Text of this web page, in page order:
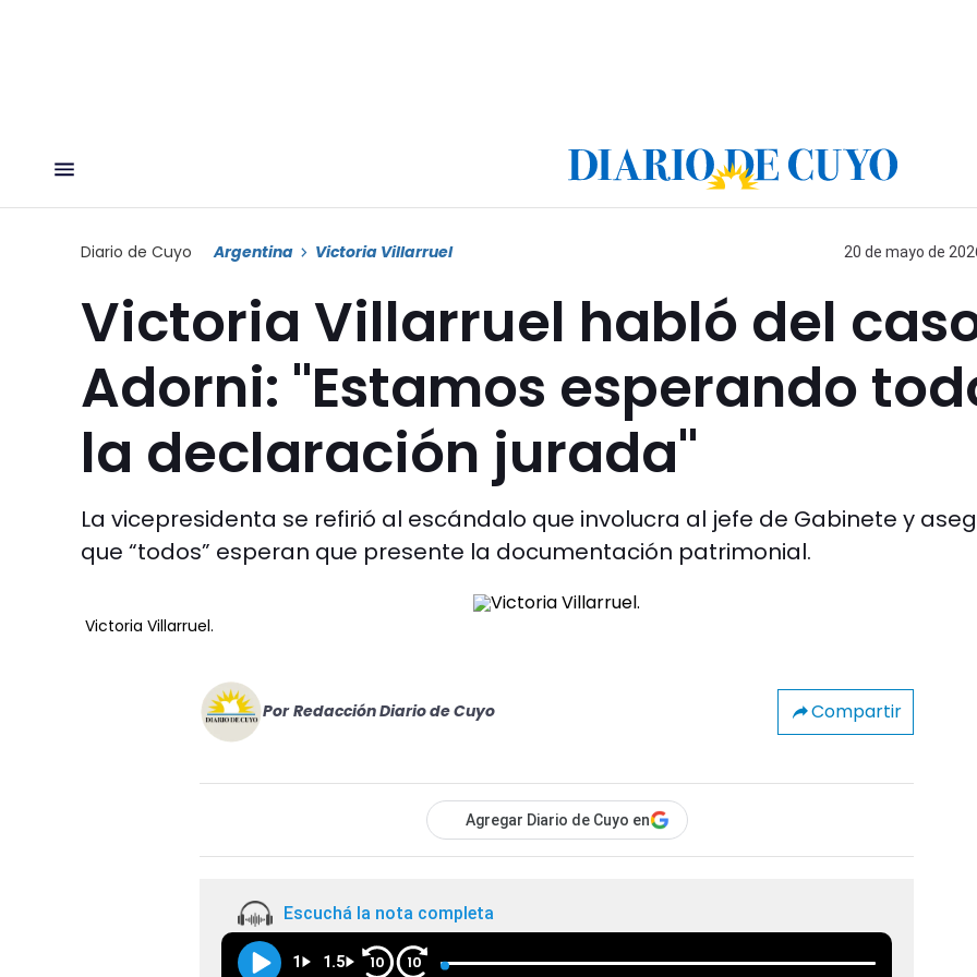
Diario de Cuyo Argentina Victoria Villarruel 20 de mayo de
Victoria Villarruel habló del
Adorni: "Estamos esperando
la declaración jurada"
La vicepresidenta se refirió al escándalo que involucra al jefe de Gabinete y
que “todos” esperan que presente la documentación patrimonial.
Victoria Villarruel.
Por Redacción Diario de Cuyo Compartir
Agregar Diario de Cuyo en
Escuchá la nota completa
1 1.5 10 10